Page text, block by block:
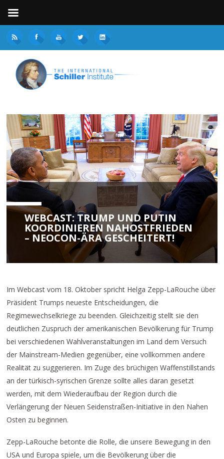
WEBCAST: TRUMP UND PUTIN
KOORDINIEREN NAHOSTFRIEDEN
– NEOCON-ÄRA GESCHEITERT!
Im Webcast vom 18. Oktober spricht Helga Zepp-LaRouche über
Präsident Trumps neueste Entscheidungen, die
Regimewechselkriege zu beenden. Gleichzeitig stellt sie den
deutlichen Zuspruch der amerikanischen Bevölkerung für Trump
bei verschiedenen Wahlveranstaltungen im Land dem Versuch
der Mainstream-Medien gegenüber, eine vollkommen andere
Realität zu suggerieren. Im Zuge des brüchigen Waffenstillstands
an der türkisch-syrischen Grenze sollte alles daran gesetzt
werden, mit dem Wiederaufbau der Region durch die
Verlängerung der Neuen Seidenstraßen-Initiative in den Nahen
Osten zu beginnen.
Zepp-LaRouche betonte die Rolle, die unsere Bewegung in den
USA und Europa spiele, um die Bevölkerung über die